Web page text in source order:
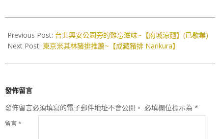
07-
06
Previous Post: 台北興安公園旁的難忘滋味~【府城涼麵】(已歇業)
Next Post: 東京米其林豬排推薦~【成藏豬排 Narikura】
發佈留言
發佈留言必須填寫的電子郵件地址不會公開。 必填欄位標示為 *
留言*